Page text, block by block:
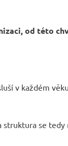
od této
v každém
struktura se